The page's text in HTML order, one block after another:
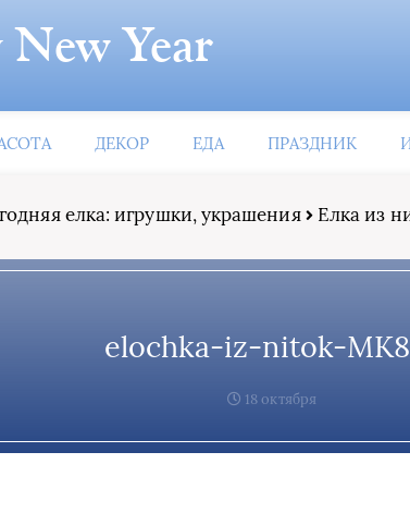
Year
ДЕКОР ЕДА ПРАЗДНИК
елка: игрушки, украшения Елка из
elochka-iz-nitok-
18 октября